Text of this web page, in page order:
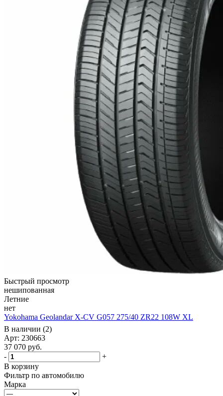
Быстрый просмотр
нешипованная
Летние
нет
Yokohama Geolandar X-CV G057 275/40 ZR22 108W XL
В наличии (2)
Арт: 230663
37 070 руб.
-
+
В корзину
Фильтр по автомобилю
Марка